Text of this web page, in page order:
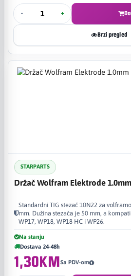
- +
Brzi pregled
STARPARTS
Držač Wolfram Elektrode
Standardni TIG stezač 10N22 za
mm. Dužina stezača je 50 mm, a
WP17, WP18, WP18 HC i WP26.
Na stanju
Dostava 24-48h
1,30KMSa PDV-om